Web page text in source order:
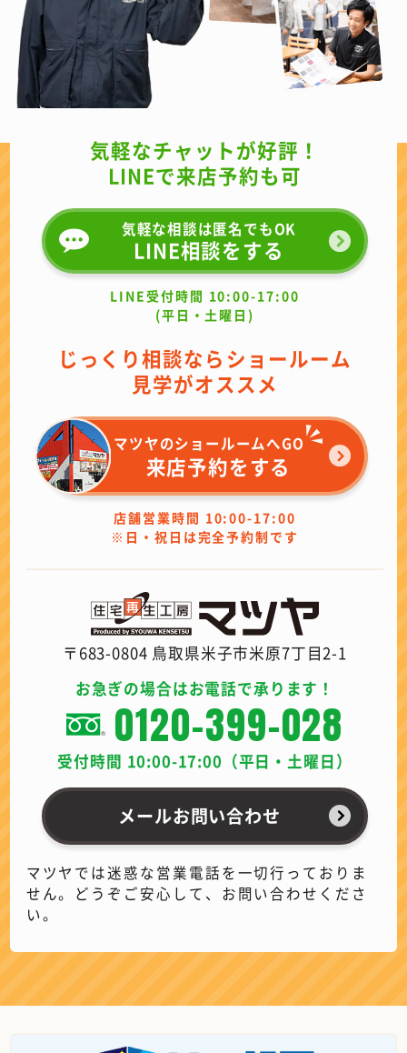
気軽なチャットが好評！
LINEで来店予約も可
気軽な相談は匿名でもOK
LINE相談をする
LINE受付時間 10:00-17:00
(平日・土曜日)
じっくり相談ならショールーム
見学がオススメ
マツヤのショールームへGO
来店予約をする
店舗営業時間 10:00-17:00
※日・祝日は完全予約制です
〒683-0804 鳥取県米子市米原7丁目2-1
お急ぎの場合はお電話で承ります！
0120-399-028
受付時間 10:00-17:00（平日・土曜日）
メールお問い合わせ
マツヤでは迷惑な営業電話を一切行っておりま
せん。どうぞご安心して、お問い合わせくださ
い。